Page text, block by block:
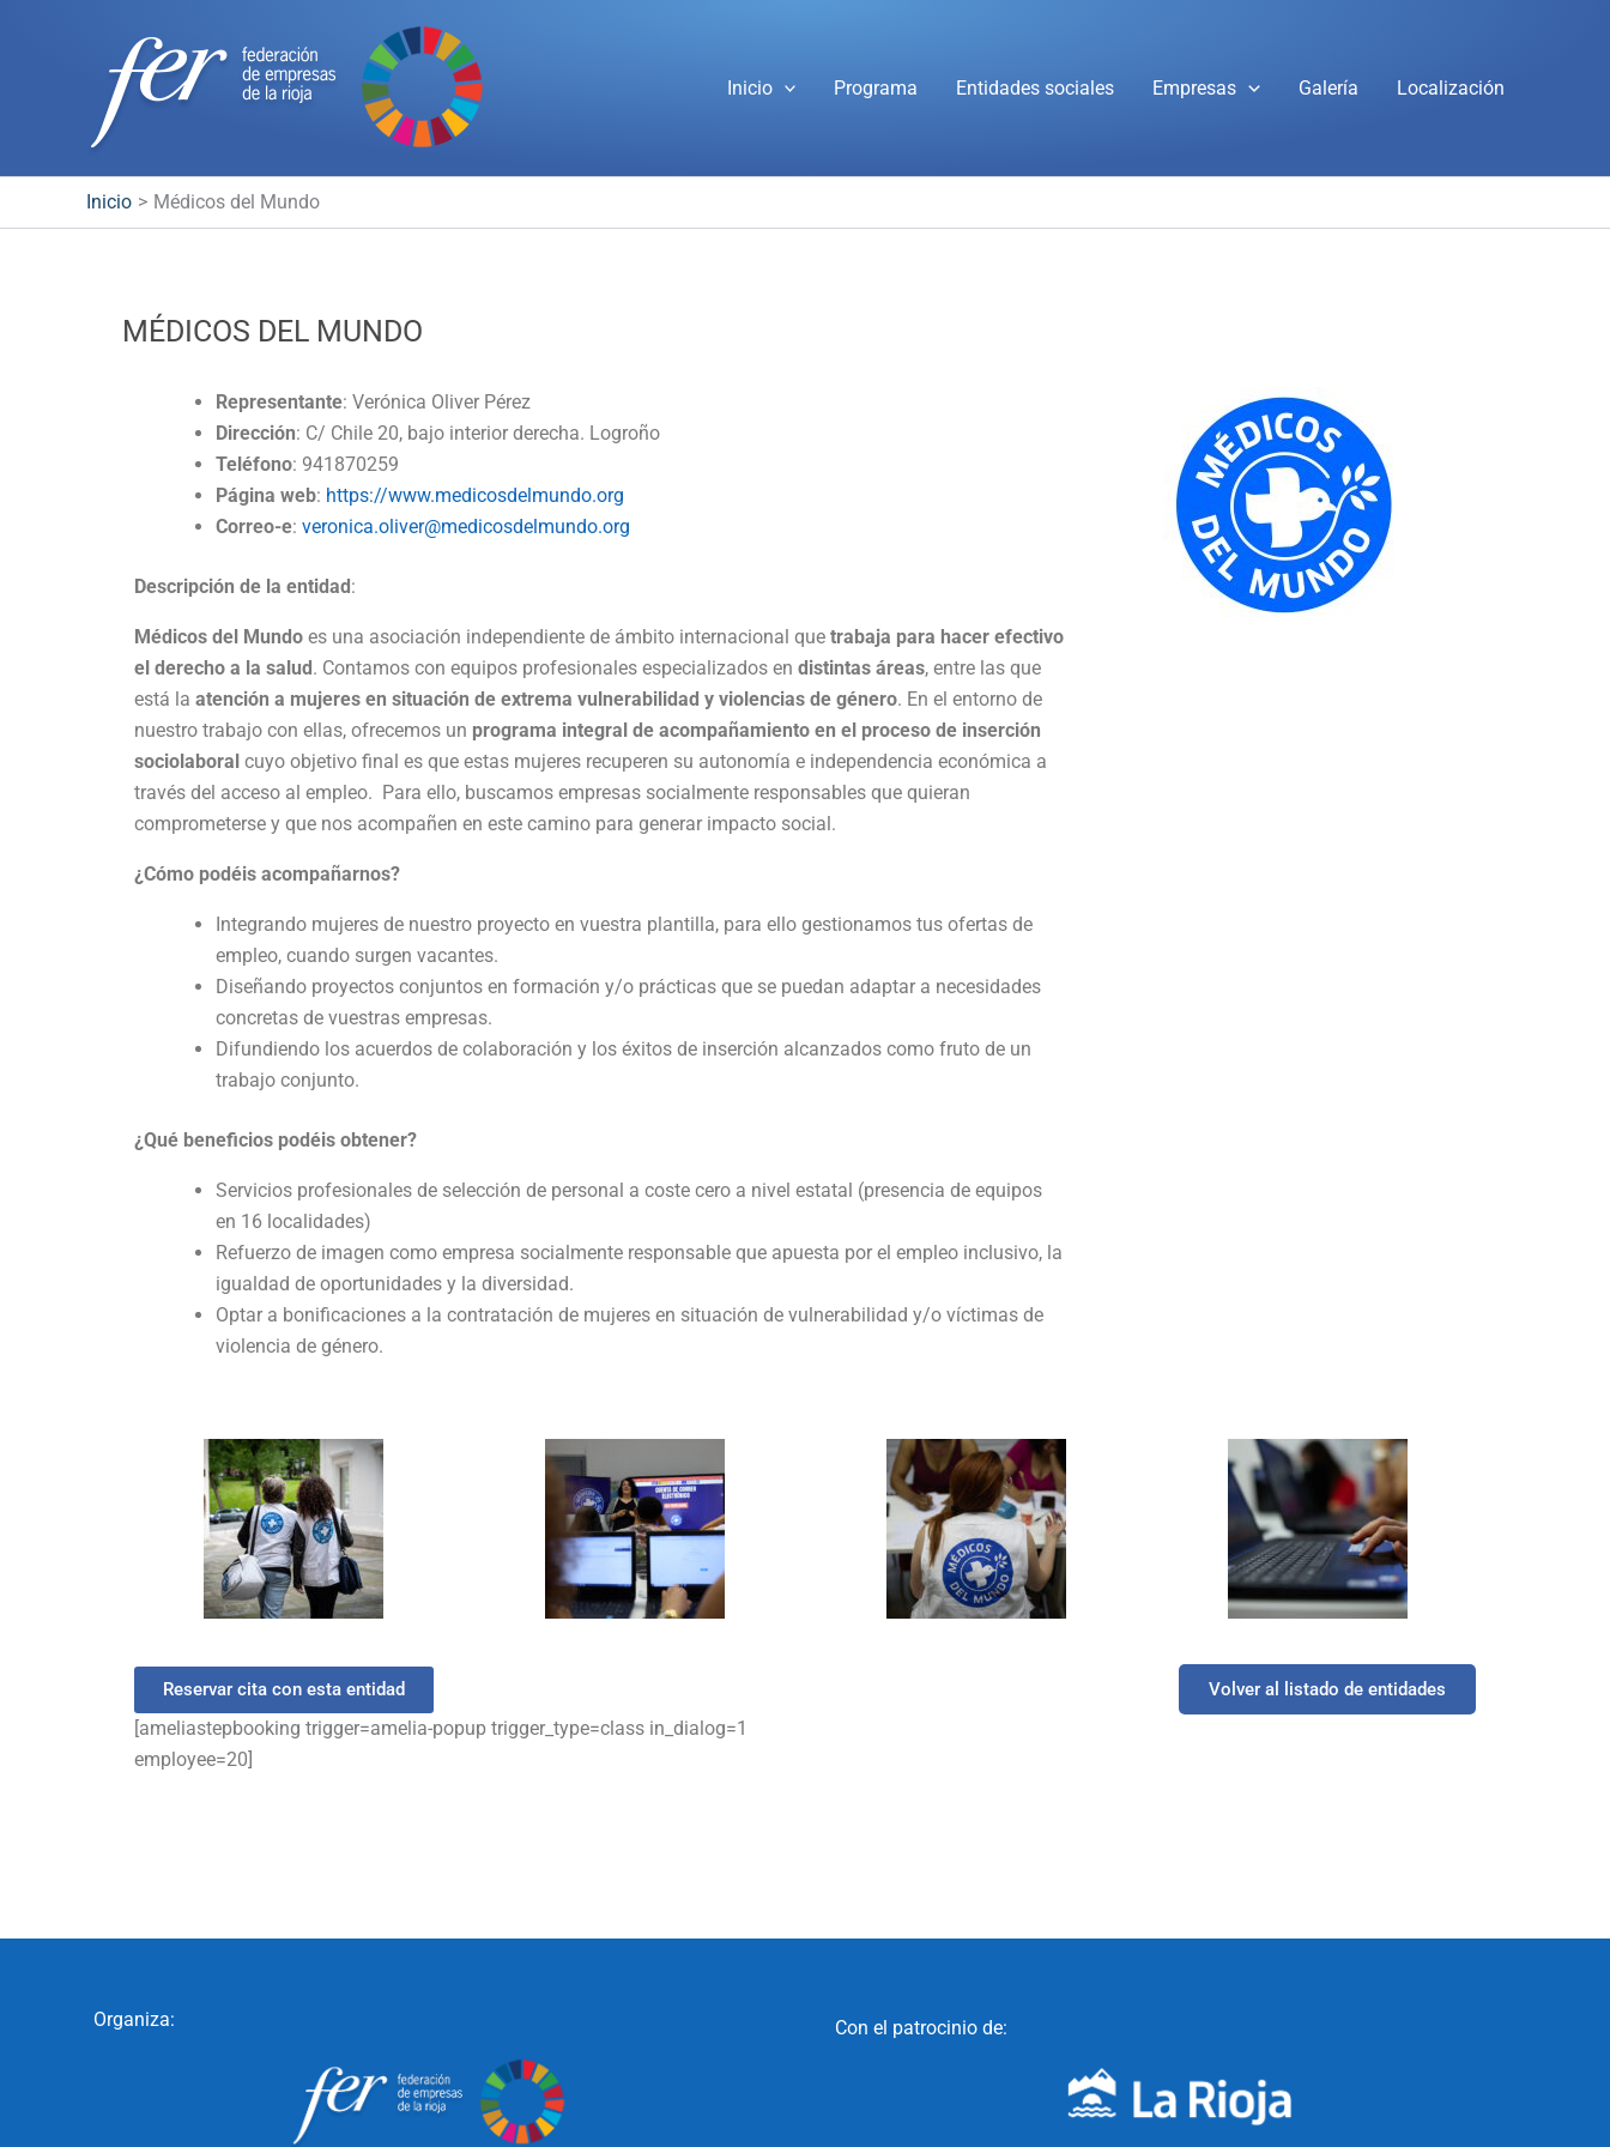
Inicio Programa Entidades sociales Empresas Galería Localización
Inicio Médicos del Mundo
MÉDICOS DEL MUNDO
Representante: Verónica Oliver Pérez
Dirección: C/ Chile 20, bajo interior derecha. Logroño
Teléfono: 941870259
Página web: https://www.medicosdelmundo.org
Correo-e: veronica.oliver@medicosdelmundo.org
Descripción de la entidad:
Médicos del Mundo es una asociación independiente de ámbito internacional que trabaja para hacer efectivo
el derecho a la salud. Contamos con equipos profesionales especializados en distintas áreas, entre las que
está la atención a mujeres en situación de extrema vulnerabilidad y violencias de género. En el entorno de
nuestro trabajo con ellas, ofrecemos un programa integral de acompañamiento en el proceso de inserción
sociolaboral cuyo objetivo final es que estas mujeres recuperen su autonomía e independencia económica a
través del acceso al empleo. Para ello, buscamos empresas socialmente responsables que quieran
comprometerse y que nos acompañen en este camino para generar impacto social.
¿Cómo podéis acompañarnos?
Integrando mujeres de nuestro proyecto en vuestra plantilla, para ello gestionamos tus ofertas de
empleo, cuando surgen vacantes.
Diseñando proyectos conjuntos en formación y/o prácticas que se puedan adaptar a necesidades
concretas de vuestras empresas.
Difundiendo los acuerdos de colaboración y los éxitos de inserción alcanzados como fruto de un
trabajo conjunto.
¿Qué beneficios podéis obtener?
Servicios profesionales de selección de personal a coste cero a nivel estatal (presencia de equipos
en 16 localidades)
Refuerzo de imagen como empresa socialmente responsable que apuesta por el empleo inclusivo, la
igualdad de oportunidades y la diversidad.
Optar a bonificaciones a la contratación de mujeres en situación de vulnerabilidad y/o víctimas de
violencia de género.
Reservar cita con esta entidad
[ameliastepbooking trigger=amelia-popup trigger_type=class in_dialog=1
employee=20]
Volver al listado de entidades
Organiza: Con el patrocinio de: